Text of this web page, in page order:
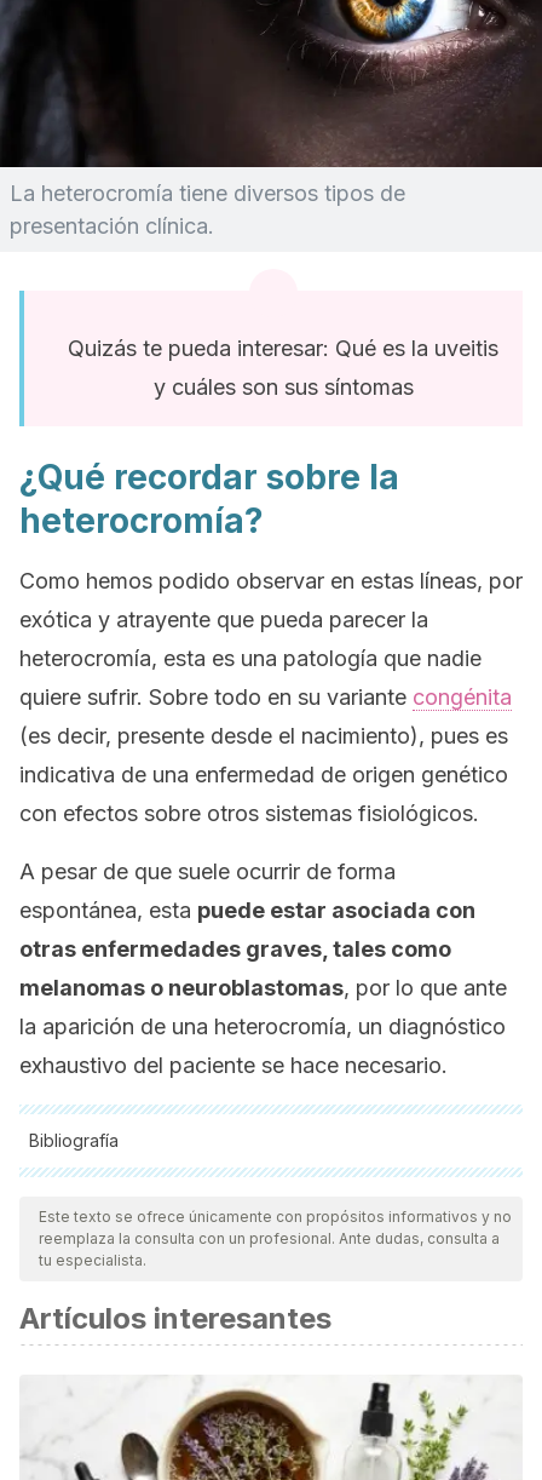
La heterocromía tiene diversos tipos de
presentación clínica.
Quizás te pueda interesar: Qué es la uveitis
y cuáles son sus síntomas
¿Qué recordar sobre la
heterocromía?
Como hemos podido observar en estas líneas, por
exótica y atrayente que pueda parecer la
heterocromía, esta es una patología que nadie
quiere sufrir. Sobre todo en su variante congénita
(es decir, presente desde el nacimiento), pues es
indicativa de una enfermedad de origen genético
con efectos sobre otros sistemas fisiológicos.
A pesar de que suele ocurrir de forma
espontánea, esta puede estar asociada con
otras enfermedades graves, tales como
melanomas o neuroblastomas, por lo que ante
la aparición de una heterocromía, un diagnóstico
exhaustivo del paciente se hace necesario.
Bibliografía
Todas las fuentes citadas fueron revisadas a profundidad por
nuestro equipo, para asegurar su calidad, confiabilidad,
vigencia y validez.La bibliografía de este artículo fue
científica.
Lee, W. S., Lee, W., & Ahn, S. K. (1996). Diffuse
heterochromia of scalp hair.
Journal of the American
Academy of Dermatology,35(5), 823-825.
Stelzer, O. (1979). Iris heterochromia: variations in form, age
Este texto se ofrece únicamente con propósitos informativos y no
reemplaza la consulta con un profesional. Ante dudas, consulta a
tu especialista.
Artículos interesantes